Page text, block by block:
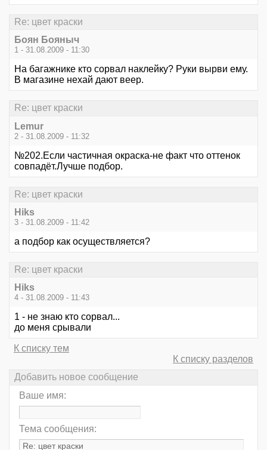
Re: цвет краски
Боян Бояныч
1 - 31.08.2009 - 11:30
На багажнике кто сорвал наклейку? Руки вырви ему.
В магазине нехай дают веер.
Re: цвет краски
Lemur
2 - 31.08.2009 - 11:32
№202.Если частичная окраска-не факт что оттенок
совпадёт.Лучше подбор.
Re: цвет краски
Hiks
3 - 31.08.2009 - 11:42
а подбор как осуществляется?
Re: цвет краски
Hiks
4 - 31.08.2009 - 11:43
1 - не знаю кто сорвал...
до меня срывали
К списку тем
К списку разделов
Добавить новое сообщение
Ваше имя:
Тема сообщения: